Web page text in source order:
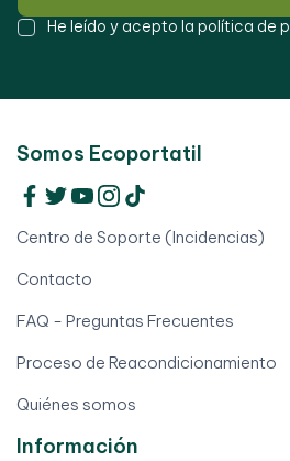
He leído y acepto la política de
Somos Ecoportatil
Centro de Soporte (Incidencias)
Contacto
FAQ - Preguntas Frecuentes
Proceso de Reacondicionamiento
Quiénes somos
Información